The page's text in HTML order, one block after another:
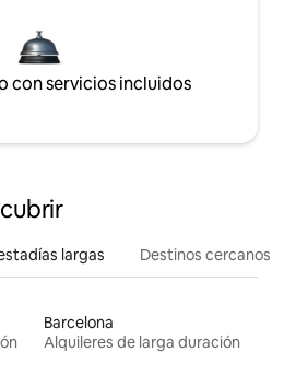
con servicios incluidos
largas Destinos cercanos
Barcelona
Alquileres de larga duración